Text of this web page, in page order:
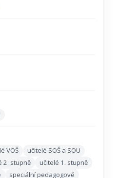
VOŠ
učitelé SOŠ a SOU
2. stupně
učitelé 1. stupně
speciální pedagogové